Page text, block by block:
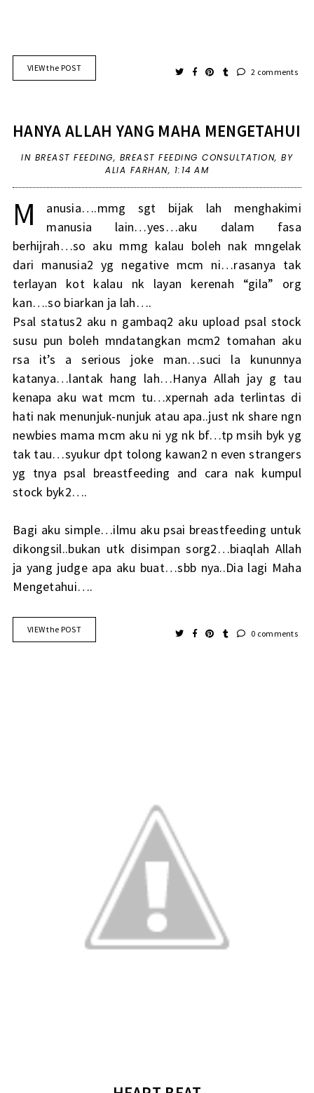
VIEW the POST 2 comments
HANYA ALLAH YANG MAHA MENGETAHUI
IN BREAST FEEDING, BREAST FEEDING CONSULTATION, BY
ALIA FARHAN, 1:14 AM
M
anusia….mmg sgt bijak lah menghakimi
manusia lain…yes…aku dalam fasa
berhijrah…so aku mmg kalau boleh nak mngelak
dari manusia2 yg negative mcm ni…rasanya tak
terlayan kot kalau nk layan kerenah “gila” org
kan….so biarkan ja lah….
Psal status2 aku n gambaq2 aku upload psal stock
susu pun boleh mndatangkan mcm2 tomahan aku
rsa it’s a serious joke man…suci la kununnya
katanya…lantak hang lah…Hanya Allah jay g tau
kenapa aku wat mcm tu…xpernah ada terlintas di
hati nak menunjuk-nunjuk atau apa..just nk share ngn
newbies mama mcm aku ni yg nk bf…tp msih byk yg
tak tau…syukur dpt tolong kawan2 n even strangers
yg tnya psal breastfeeding and cara nak kumpul
stock byk2….
Bagi aku simple…ilmu aku psai breastfeeding untuk
dikongsil..bukan utk disimpan sorg2…biaqlah Allah
ja yang judge apa aku buat…sbb nya..Dia lagi Maha
Mengetahui….
VIEW the POST 0 comments